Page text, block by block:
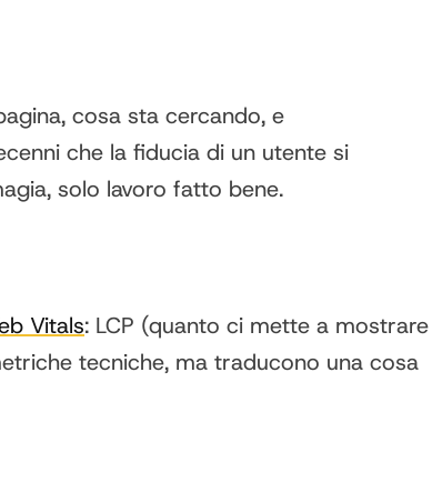
cosa sta cercando, e
che la fiducia di un utente si
solo lavoro fatto bene.
Vitals: LCP (quanto ci mette a mostrare
tecniche, ma traducono una cosa